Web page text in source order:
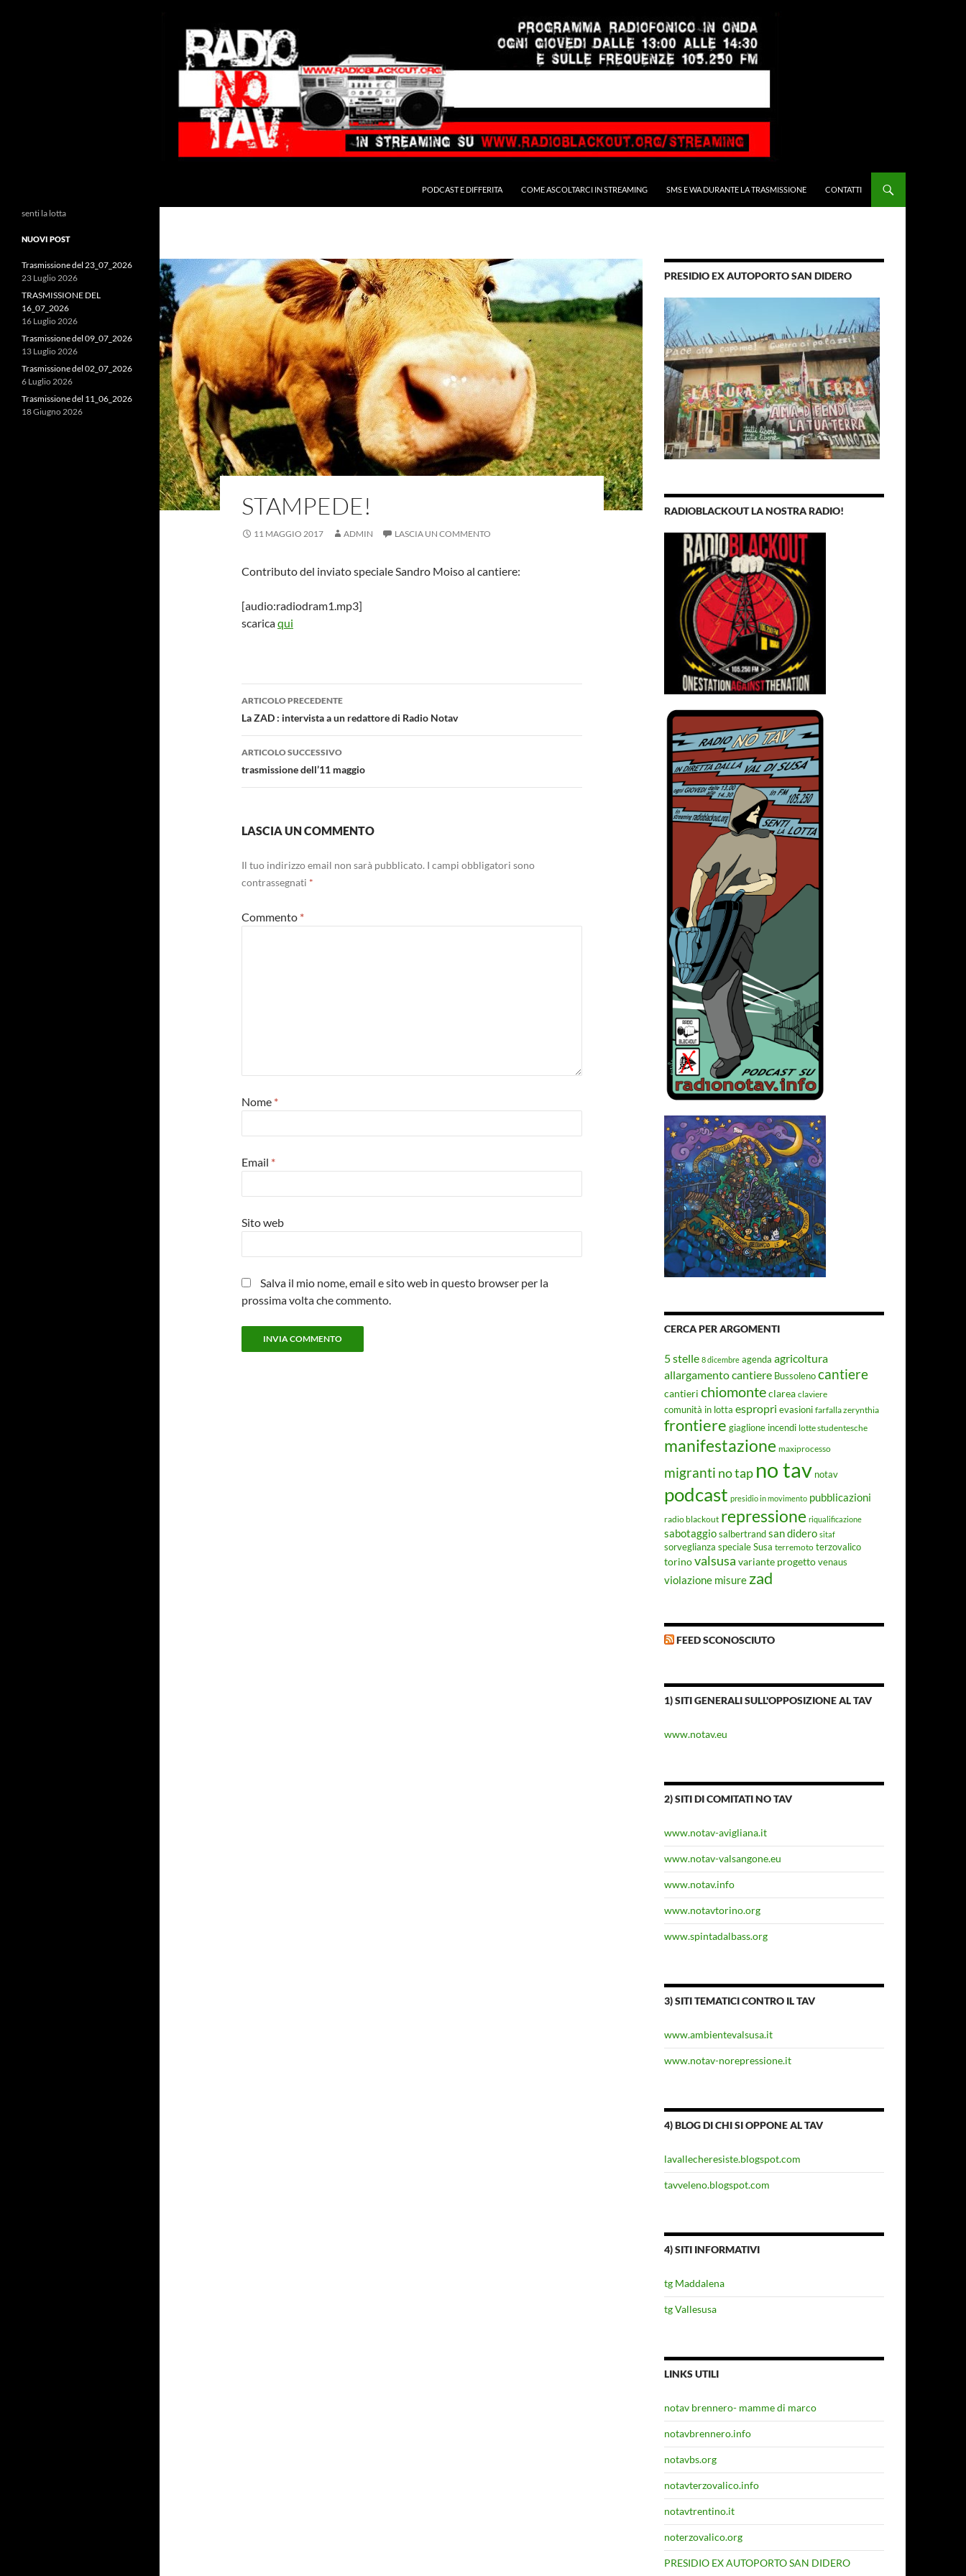
PODCAST E DIFFERITA COME ASCOLTARCI IN STREAMING SMS E WA DURANTE LA TRASMISSIONE CONTATTI
STAMPEDE!
11 MAGGIO 2017 ADMIN LASCIA UN COMMENTO
Contributo del inviato speciale Sandro Moiso al cantiere:
[audio:radiodram1.mp3]
scaricaqui
Navigazione
articolo
ARTICOLO PRECEDENTE
La ZAD : intervista a un redattore di Radio Notav
ARTICOLO SUCCESSIVO
trasmissione dell’11 maggio
LASCIA UN COMMENTO
Il tuo indirizzo email non sarà pubblicato. I campi obbligatori sono
contrassegnati *
Commento *
Nome *
Email *
Sito web
Salva il mio nome, email e sito web in questo browser per la
prossima volta che commento.
PRESIDIO EX AUTOPORTO SAN DIDERO
RADIOBLACKOUT LA NOSTRA RADIO!
CERCA PER ARGOMENTI
5 stelle 8 dicembre agenda agricoltura
allargamento cantiere Bussolenocantiere
cantieri chiomonteclarea claviere
comunità in lotta espropri evasioni farfalla zerynthia
frontiere giaglione incendi lotte studentesche
manifestazione maxiprocesso
migranti no tap no tav notav
podcast presidio in movimento pubblicazioni
radio blackout repressione riqualificazione
sabotaggiosalbertrandsan didero sitaf
sorveglianza speciale Susa terremoto terzovalico
torinovalsusa variante progettovenaus
violazione misure zad
FEED SCONOSCIUTO
1) SITI GENERALI SULL'OPPOSIZIONE AL TAV
www.notav.eu
2) SITI DI COMITATI NO TAV
www.notav-avigliana.it
www.notav-valsangone.eu
www.notav.info
www.notavtorino.org
www.spintadalbass.org
3) SITI TEMATICI CONTRO IL TAV
www.ambientevalsusa.it
www.notav-norepressione.it
4) BLOG DI CHI SI OPPONE AL TAV
lavallecheresiste.blogspot.com
tavveleno.blogspot.com
4) SITI INFORMATIVI
tg Maddalena
tg Vallesusa
LINKS UTILI
notav brennero- mamme di marco
notavbrennero.info
notavbs.org
notavterzovalico.info
notavtrentino.it
noterzovalico.org
PRESIDIO EX AUTOPORTO SAN DIDERO
senti la lotta
NUOVI POST
Trasmissione del 23_07_2026
23 Luglio 2026
TRASMISSIONE DEL
16_07_2026
16 Luglio 2026
Trasmissione del 09_07_2026
13 Luglio 2026
Trasmissione del 02_07_2026
6 Luglio 2026
Trasmissione del 11_06_2026
18 Giugno 2026